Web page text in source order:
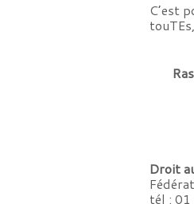
C’est
Droit
tél :